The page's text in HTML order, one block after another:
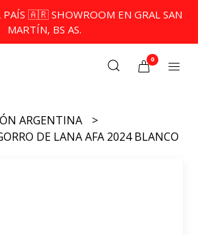
PAÍS 🇦🇷 SHOWROOM EN GRAL SAN
MARTÍN, BS AS.
0
ARGENTINA
DE LANA AFA 2024 BLANCO